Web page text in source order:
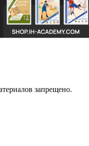
запрещено.